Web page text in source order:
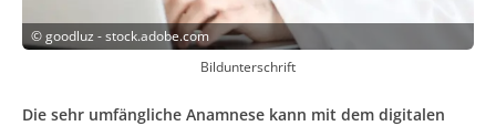
©goodluz - stock.adobe.com
Bildunterschrift
Die sehr umfängliche Anamnese kann mit dem digitalen